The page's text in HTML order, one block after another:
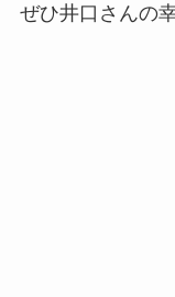
ぜひ井口さんの